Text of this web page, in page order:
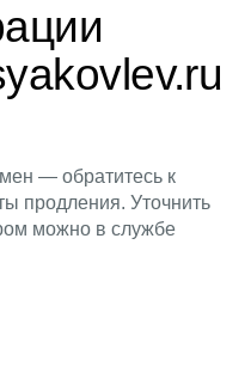
— обратитесь к
продления. Уточнить
можно в службе